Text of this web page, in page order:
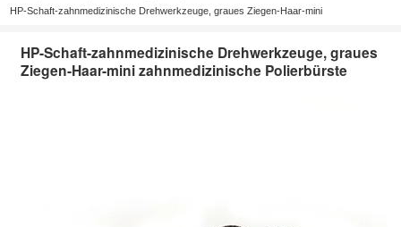
HP-Schaft-zahnmedizinische Drehwerkzeuge, graues Ziegen-Haar-mini
HP-Schaft-zahnmedizinische Drehwerkzeuge, graues
Ziegen-Haar-mini zahnmedizinische Polierbürste